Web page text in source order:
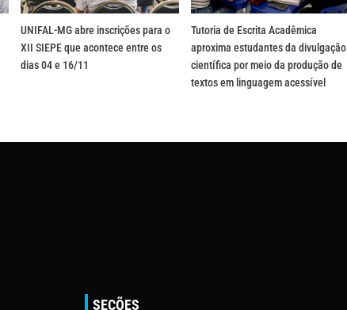
UNIFAL-MG abre inscrições para o
XII SIEPE que acontece entre os
dias 04 e 16/11
Tutoria de Escrita Acadêmica
aproxima estudantes da divulgação
científica por meio da produção de
textos em linguagem acessível
SEÇÕES